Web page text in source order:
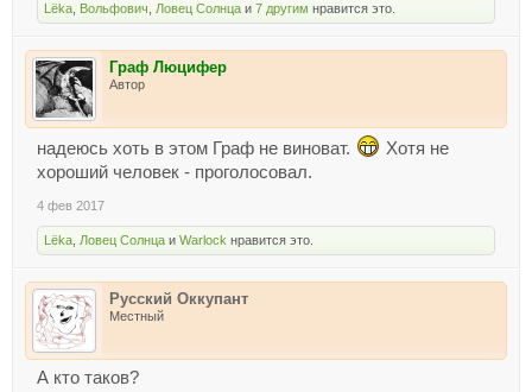
Lёka Вольфович Ловец Солнца и 7 другим нравится это.
Граф Люцифер
Автор
надеюсь хоть в этом Граф не виноват.
Хотя не
хороший человек - проголосовал.
4 фев 2017
Lёka Ловец Солнца и Warlock нравится это.
Русский Оккупант
Местный
А кто таков?